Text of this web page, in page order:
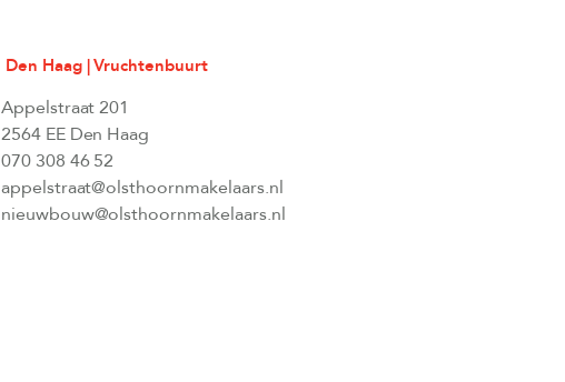
Den Haag | Vruchtenbuurt
Appelstraat 201
2564 EE Den Haag
070 308 46 52
appelstraat@olsthoornmakelaars.nl
nieuwbouw@olsthoornmakelaars.nl